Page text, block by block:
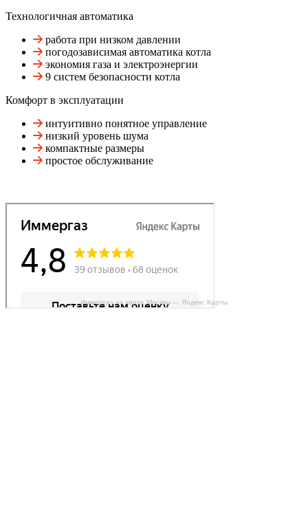
Технологичная автоматика
работа при низком давлении
погодозависимая автоматика котла
экономия газа и электроэнергии
9 систем безопасности котла
Комфорт в эксплуатации
интуитивно понятное управление
низкий уровень шума
компактные размеры
простое обслуживание
Иммергаз на карте Москвы — Яндекс Карты